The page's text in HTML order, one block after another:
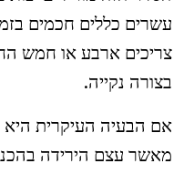
עשרים כללים חכמים
צריכים ארבע או חמש
בצורה נקייה.
אם הבעיה העיקרית היא
מאשר עצם הירידה